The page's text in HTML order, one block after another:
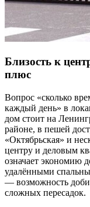
Близость к
плюс
Вопрос «сколько
каждый день» в
дом стоит на
районе, в пешей
«Октябрьская» и
центру и деловым
означает экономию
удалёнными
— возможность
сложных пересадок.